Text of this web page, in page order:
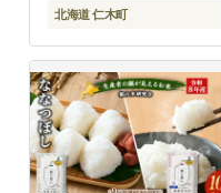
北海道 仁木町